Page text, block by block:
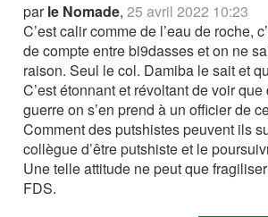
parle Nomade,25 avril 2022 10:23
C’est calir comme de l’eau de roche,
de compte entre bi9dasses et on ne
raison. Seul le col. Damiba le sait et
C’est étonnant et révoltant de voir
guerre on s’en prend à un officier de
Comment des putshistes peuvent ils
collègue d’être putshiste et le
Une telle attitude ne peut que
FDS.